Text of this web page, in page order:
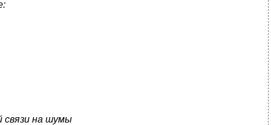
связи на шумы